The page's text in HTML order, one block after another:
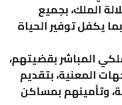
الملك، بجميع
يكفل توفير الحياة
المباشر بقضيتهم،
المعنية، بتقديم
وتأمينهم بمساكن